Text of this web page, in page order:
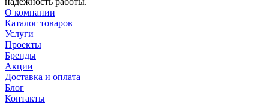
О компании
Каталог товаров
Услуги
Проекты
Бренды
Акции
Доставка и оплата
Блог
Контакты